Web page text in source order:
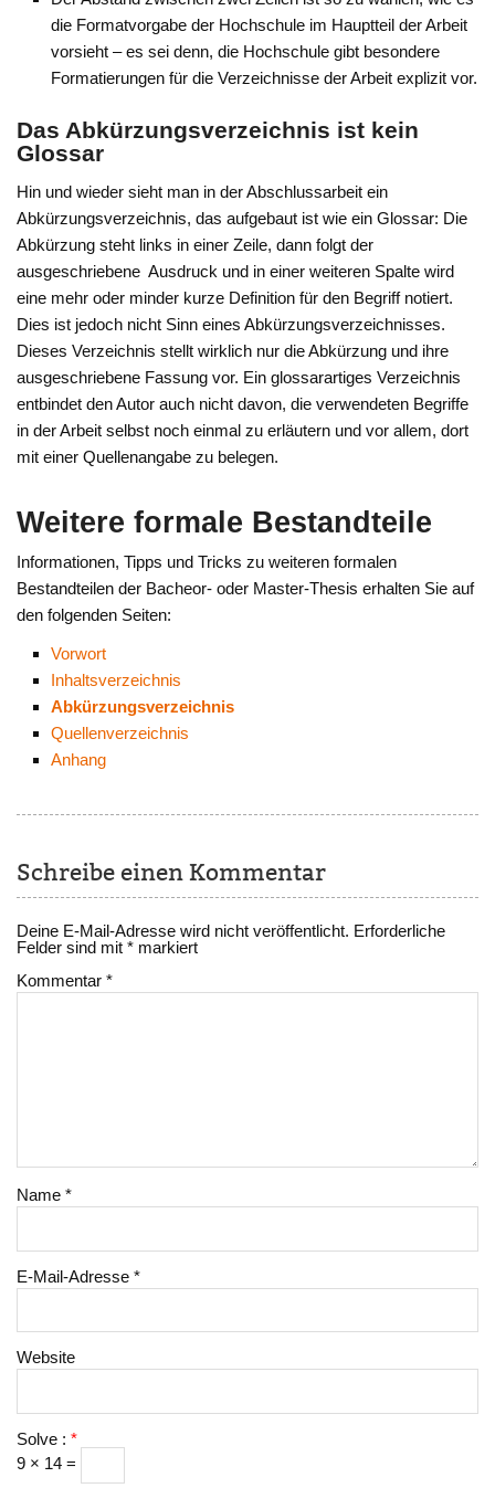
die Formatvorgabe der Hochschule im Hauptteil der Arbeit
vorsieht – es sei denn, die Hochschule gibt besondere
Formatierungen für die Verzeichnisse der Arbeit explizit vor.
Das Abkürzungsverzeichnis ist kein
Glossar
Hin und wieder sieht man in der Abschlussarbeit ein
Abkürzungsverzeichnis, das aufgebaut ist wie ein Glossar: Die
Abkürzung steht links in einer Zeile, dann folgt der
ausgeschriebene Ausdruck und in einer weiteren Spalte wird
eine mehr oder minder kurze Definition für den Begriff notiert.
Dies ist jedoch nicht Sinn eines Abkürzungsverzeichnisses.
Dieses Verzeichnis stellt wirklich nur die Abkürzung und ihre
ausgeschriebene Fassung vor. Ein glossarartiges Verzeichnis
entbindet den Autor auch nicht davon, die verwendeten Begriffe
in der Arbeit selbst noch einmal zu erläutern und vor allem, dort
mit einer Quellenangabe zu belegen.
Weitere formale Bestandteile
Informationen, Tipps und Tricks zu weiteren formalen
Bestandteilen der Bacheor- oder Master-Thesis erhalten Sie auf
den folgenden Seiten:
Vorwort
Inhaltsverzeichnis
Abkürzungsverzeichnis
Quellenverzeichnis
Anhang
Schreibe einen Kommentar
Deine E-Mail-Adresse wird nicht veröffentlicht. Erforderliche
Felder sind mit* markiert
Kommentar*
Name*
E-Mail-Adresse*
Website
Solve :*
9 × 14 =